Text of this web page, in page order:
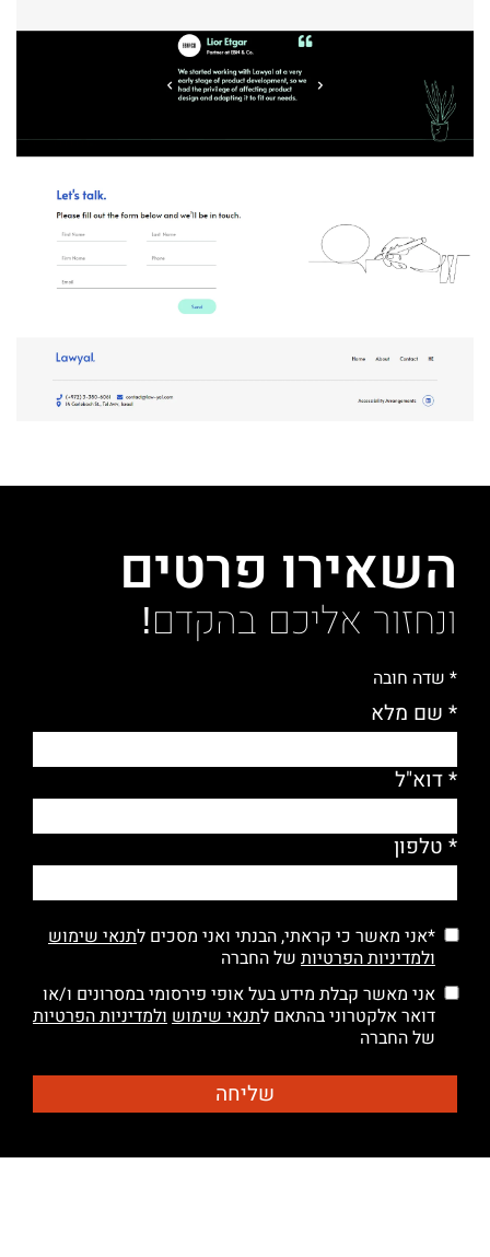
השאירו פרטים
ונחזור אליכם בהקדם!
* שדה חובה
* שם מלא
* דוא"ל
* טלפון
*אני מאשר כי קראתי, הבנתי ואני מסכים לתנאי שימוש
ולמדיניות הפרטיות של החברה
אני מאשר קבלת מידע בעל אופי פירסומי במסרונים ו/או
דואר אלקטרוני בהתאם לתנאי שימושולמדיניות הפרטיות
של החברה